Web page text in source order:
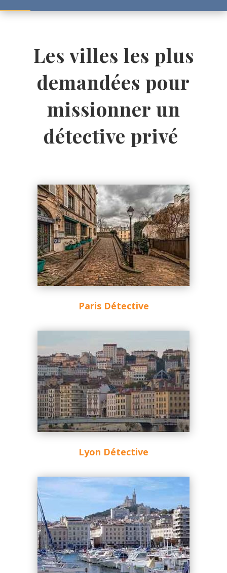
Les villes les plus
demandées pour
missionner un
détective privé
Paris Détective
Lyon Détective